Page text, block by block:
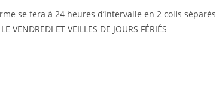
se fera à 24 heures d’intervalle en 2 colis séparés
VENDREDI ET VEILLES DE JOURS FÉRIÉS